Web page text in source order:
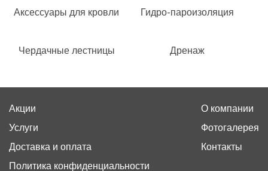
Аксессуары для кровли Гидро-пароизоляция
Чердачные лестницы Дренаж
Акции
Услуги
Доставка и оплата
Политика конфиденциальности
О компании
Фотогалерея
Контакты